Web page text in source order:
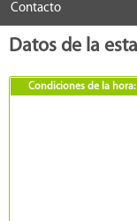
Contacto
Datos de la
Condiciones de la hora: